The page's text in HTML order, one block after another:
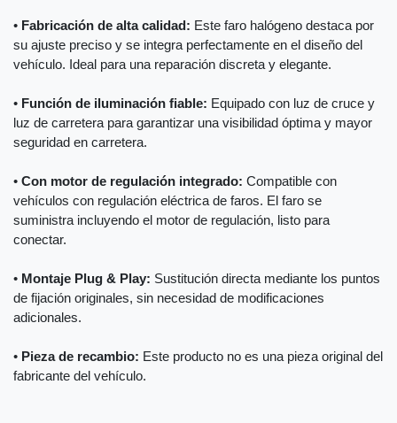
• Fabricación de alta calidad: Este faro halógeno destaca por
su ajuste preciso y se integra perfectamente en el diseño del
vehículo. Ideal para una reparación discreta y elegante.
• Función de iluminación fiable: Equipado con luz de cruce y
luz de carretera para garantizar una visibilidad óptima y mayor
seguridad en carretera.
• Con motor de regulación integrado: Compatible con
vehículos con regulación eléctrica de faros. El faro se
suministra incluyendo el motor de regulación, listo para
conectar.
• Montaje Plug & Play: Sustitución directa mediante los puntos
de fijación originales, sin necesidad de modificaciones
adicionales.
• Pieza de recambio: Este producto no es una pieza original del
fabricante del vehículo.